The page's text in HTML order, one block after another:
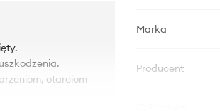
otarciom
Marka
Producent